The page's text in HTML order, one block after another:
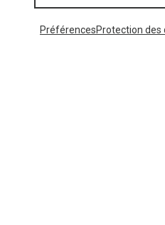
PréférencesProtection des